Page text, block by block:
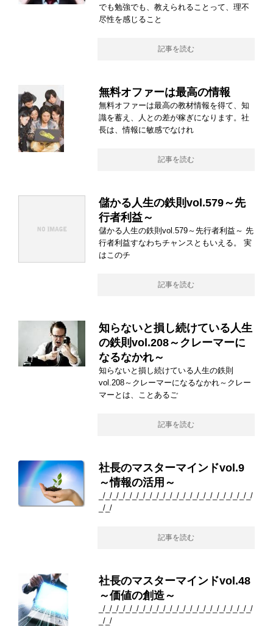
でも勉強でも、教えられることって、理不
尽性を感じること
記事を読む
無料オファーは最高の情報
無料オファーは最高の教材情報を得て、知
識を蓄え、人との差が稼ぎになります。社
長は、情報に敏感でなけれ
記事を読む
儲かる人生の鉄則vol.579～先
行者利益～
儲かる人生の鉄則vol.579～先行者利益～ 先
行者利益すなわちチャンスともいえる。 実
はこのチ
記事を読む
知らないと損し続けている人生
の鉄則vol.208～クレーマーに
なるなかれ～
知らないと損し続けている人生の鉄則
vol.208～クレーマーになるなかれ～クレー
マーとは、ことあるご
記事を読む
社長のマスターマインドvol.9
～情報の活用～
_/_/_/_/_/_/_/_/_/_/_/_/_/_/_/_/_/_/_/_/_/_/_/
_/_/
記事を読む
社長のマスターマインドvol.48
～価値の創造～
_/_/_/_/_/_/_/_/_/_/_/_/_/_/_/_/_/_/_/_/_/_/_/
_/_/